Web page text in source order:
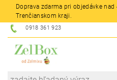
Doprava zdarma pri objedávke
Trenčianskom kraji.
0918 361 923